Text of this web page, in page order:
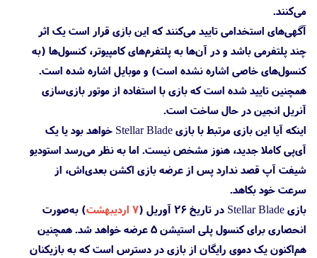
می‌کنند.
آگهی‌های استخدامی تایید می‌کنند که این بازی قرار است یک اثر
چند پلتفرمی باشد و در آن‌ها به پلتفرم‌های کامپیوتر، کنسول‌ها (به
کنسول‌های خاصی اشاره نشده است) و موبایل اشاره شده است.
همچنین تایید شده است که بازی با استفاده از موتور بازی‌سازی
آنریل انجین در حال ساخت است.
اینکه آیا این بازی مرتبط با بازی Stellar Blade خواهد بود یا یک
آی‌پی کاملا جدید، هنوز مشخص نیست. اما به نظر می‌رسد استودیو
شیفت آپ قصد ندارد پس از عرضه بازی اکشن بعدی‌اش، از
سرعت خود بکاهد.
بازی Stellar Blade در تاریخ ۲۶ آوریل (
۷ اردیبهشت
) به‌صورت
انحصاری برای کنسول پلی استیشن 5 عرضه خواهد شد. همچنین
هم‌اکنون یک دموی رایگان از بازی در دسترس است که به بازیکنان